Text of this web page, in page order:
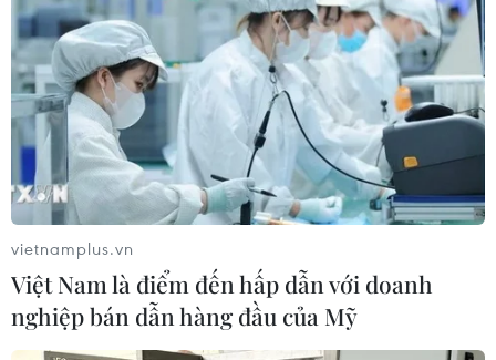
vietnamplus.vn
Việt Nam là điểm đến hấp dẫn với doanh
nghiệp bán dẫn hàng đầu của Mỹ